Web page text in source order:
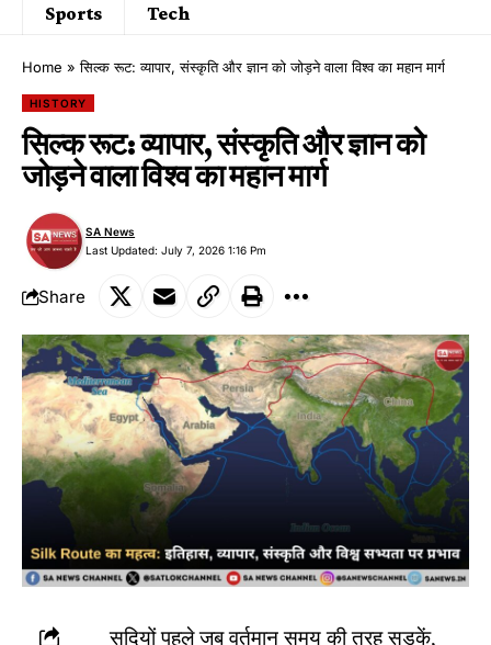
Sports
Tech
Home »सिल्क रूट: व्यापार, संस्कृति और ज्ञान को जोड़ने वाला विश्व का महान मार्ग
HISTORY
सिल्क रूट: व्यापार, संस्कृति और ज्ञान को
जोड़ने वाला विश्व का महान मार्ग
Last Updated: July 7, 2026 1:16 Pm
SA News
Share
सदियों पहले जब वर्तमान समय की तरह सड़कें,